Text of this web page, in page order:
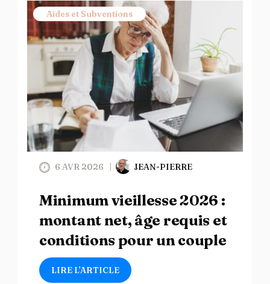
Aides et Subventions
6 AVR 2026 JEAN-PIERRE
Minimum vieillesse 2026 :
montant net, âge requis et
conditions pour un couple
LIRE L’ARTICLE